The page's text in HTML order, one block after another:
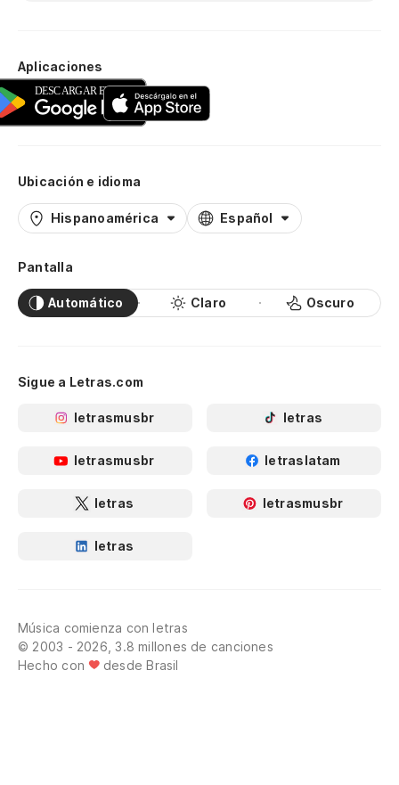
Aplicaciones
Ubicación e idioma
Hispanoamérica Español
Pantalla
Automático Claro Oscuro
Sigue a Letras.com
letrasmusbr letras
letrasmusbr letraslatam
letras letrasmusbr
letras
Música comienza con letras
© 2003 - 2026, 3.8 millones de canciones
Hecho con
desde Brasil